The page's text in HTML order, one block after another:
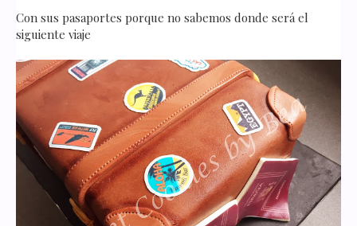
Con sus pasaportes porque no sabemos donde será el
siguiente viaje